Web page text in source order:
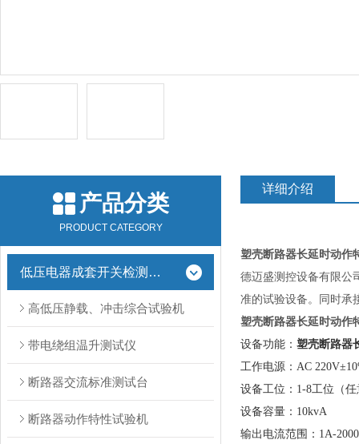
产品分类
PRODUCT CATEGORY
低压电器成套开关检测设备
高低压静载、冲击综合试验机
带电绕组温升测试仪
断路器交流标准测试台
断路器动作特性试验机
详细介绍
塑壳断路器长延时动作
德迈盛测控设备有限公
准的试验设备。同时承
塑壳断路器长延时动作
设备功能： 塑壳断路器
工作电源：AC
设备工位：1-8工位（
设备容量：10kvA
输出电流范围：1A-